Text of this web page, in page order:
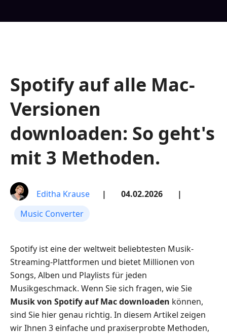
Spotify auf alle Mac-
Versionen
downloaden: So geht's
mit 3 Methoden.
Editha Krause | 04.02.2026
|
Music Converter
Spotify ist eine der weltweit beliebtesten Musik-
Streaming-Plattformen und bietet Millionen von
Songs, Alben und Playlists für jeden
Musikgeschmack. Wenn Sie sich fragen, wie Sie
Musik von Spotify auf Mac downloaden können,
sind Sie hier genau richtig. In diesem Artikel zeigen
wir Ihnen 3 einfache und praxiserprobte Methoden,